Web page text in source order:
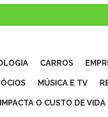
CARROS
MÚSICA E TV
O CUSTO DE